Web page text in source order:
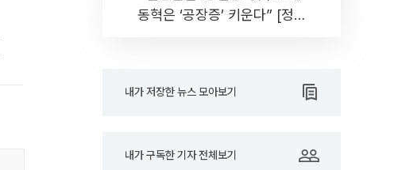
동혁은 ‘공장증’ 키운다” [정치
내가 저장한 뉴스 모아보기
내가 구독한 기자 전체보기